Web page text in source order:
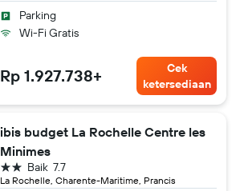
Parking
Wi-Fi Gratis
Rp 1.927.738+
Cek
ketersediaan
ibis budget La Rochelle Centre les
Minimes
La Rochelle, Charente-Maritime, Prancis
7.7
Baik
bintang 2